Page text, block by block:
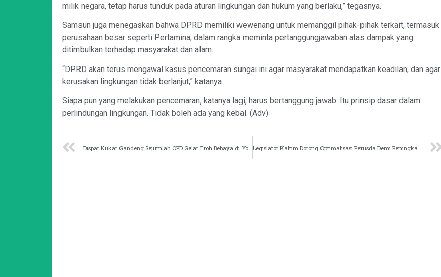
milik negara, tetap harus tunduk pada aturan lingkungan dan hukum yang berlaku,” tegasnya.
Samsun juga menegaskan bahwa DPRD memiliki wewenang untuk memanggil pihak-pihak terkait, termasuk
perusahaan besar seperti Pertamina, dalam rangka meminta pertanggungjawaban atas dampak yang
ditimbulkan terhadap masyarakat dan alam.
“DPRD akan terus mengawal kasus pencemaran sungai ini agar masyarakat mendapatkan keadilan, dan agar
kerusakan lingkungan tidak berlanjut,” katanya.
Siapa pun yang melakukan pencemaran, katanya lagi, harus bertanggung jawab. Itu prinsip dasar dalam
perlindungan lingkungan. Tidak boleh ada yang kebal. (Adv)